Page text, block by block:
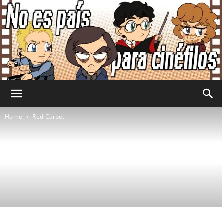
Home Red Carpet